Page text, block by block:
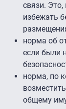
связи.
избежать
норма об
если были
норма, по
общему